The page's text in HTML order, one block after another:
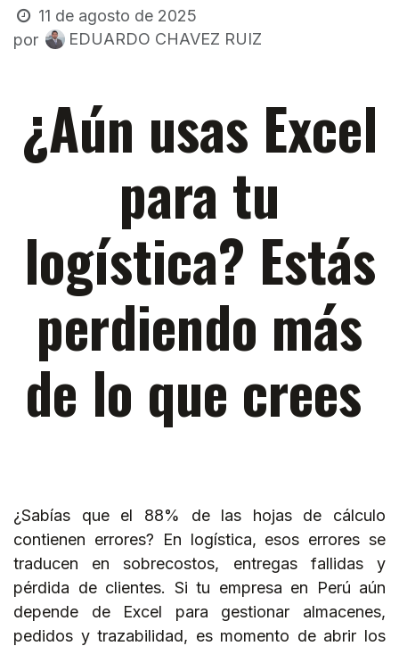
11 de agosto de 2025
por
EDUARDO CHAVEZ RUIZ
¿Aún usas Excel
para tu
logística? Estás
perdiendo más
de lo que crees
¿Sabías que el 88% de las hojas de cálculo
contienen errores? En logística, esos errores se
traducen en sobrecostos, entregas fallidas y
pérdida de clientes. Si tu empresa en Perú aún
depende de Excel para gestionar almacenes,
pedidos y trazabilidad, es momento de abrir los